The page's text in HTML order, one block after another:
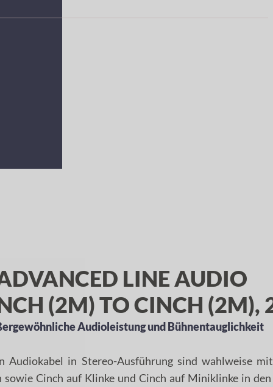
LINE AUDIO
(2M) TO CINCH (2M),
Audioleistung und Bühnentauglichkeit
Audiokabel in Stereo-Ausführung sind wahlweise
sowie Cinch auf Klinke und Cinch auf Miniklinke in den